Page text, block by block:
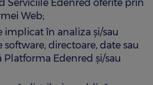
Serviciile Edenred oferite prin
Web;
implicat în analiza și/sau
directoare, date sau
Edenred și/sau